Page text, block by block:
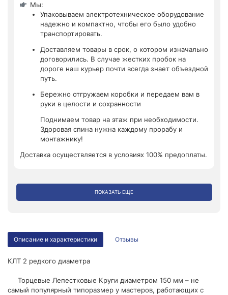
Мы:
Упаковываем электротехническое оборудование
надежно и компактно, чтобы его было удобно
транспортировать.
Доставляем товары в срок, о котором изначально
договорились. В случае жестких пробок на
дороге наш курьер почти всегда знает объездной
путь.
Бережно отгружаем коробки и передаем вам в
руки в целости и сохранности
Поднимаем товар на этаж при необходимости.
Здоровая спина нужна каждому прорабу и
монтажнику!
Доставка осуществляется в условиях 100% предоплаты.
ПОКАЗАТЬ ЕЩЕ
Описание и характеристики Отзывы
КЛТ 2 редкого диаметра
Торцевые Лепестковые Круги диаметром 150 мм – не
самый популярный типоразмер у мастеров, работающих с